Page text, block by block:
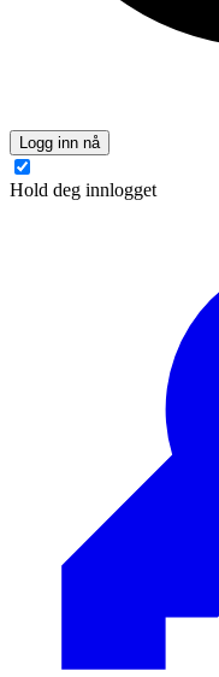
Logg inn nå
Hold deg innlogget